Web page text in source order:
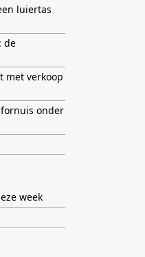
luiertas
de
met verkoop
onder
week